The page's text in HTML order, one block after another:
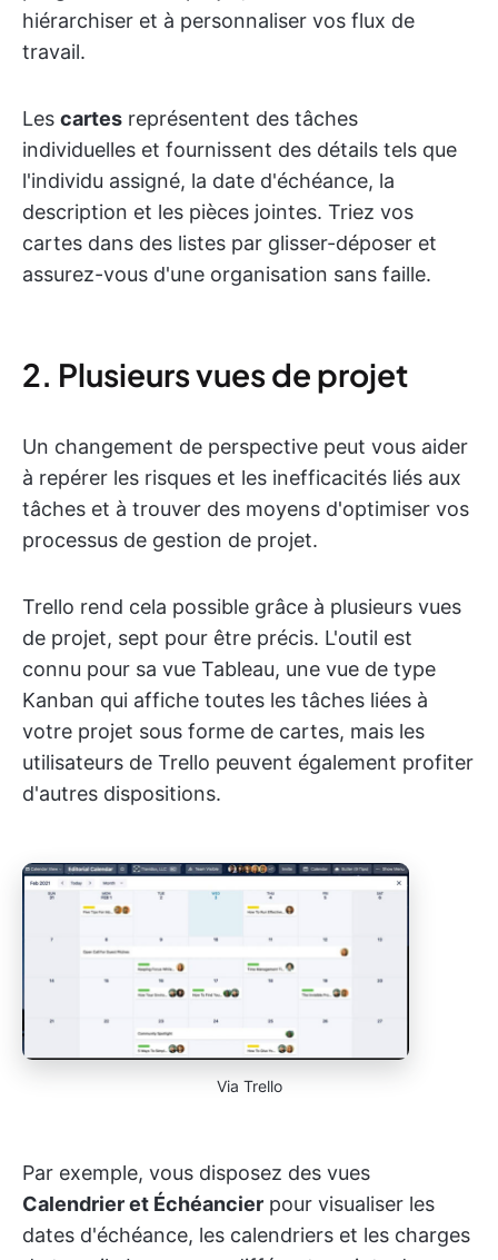
hiérarchiser et à personnaliser vos flux de
travail.
Les cartes représentent des tâches
individuelles et fournissent des détails tels que
l'individu assigné, la date d'échéance, la
description et les pièces jointes. Triez vos
cartes dans des listes par glisser-déposer et
assurez-vous d'une organisation sans faille.
2. Plusieurs vues de projet
Un changement de perspective peut vous aider
à repérer les risques et les inefficacités liés aux
tâches et à trouver des moyens d'optimiser vos
processus de gestion de projet.
Trello rend cela possible grâce à plusieurs vues
de projet, sept pour être précis. L'outil est
connu pour sa vue Tableau, une vue de type
Kanban qui affiche toutes les tâches liées à
votre projet sous forme de cartes, mais les
utilisateurs de Trello peuvent également profiter
d'autres dispositions.
Via Trello
Par exemple, vous disposez des vues
Calendrier et Échéancier pour visualiser les
dates d'échéance, les calendriers et les charges